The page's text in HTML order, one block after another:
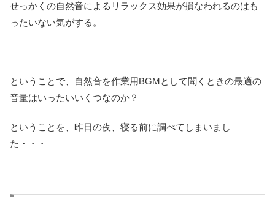
せっかくの自然音によるリラックス効果が損なわれるのはも
ったいない気がする。
ということで、自然音を作業用BGMとして聞くときの最適の
音量はいったいいくつなのか？
ということを、昨日の夜、寝る前に調べてしまいまし
た・・・